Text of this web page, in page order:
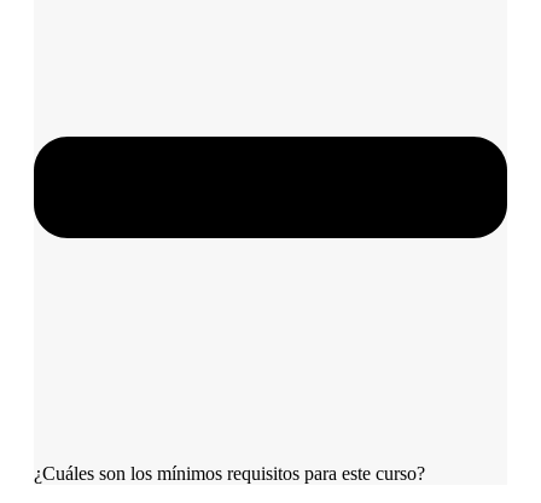
¿Cuáles son los mínimos requisitos para este curso?